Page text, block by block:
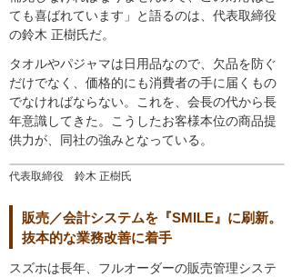
代表取締役 鈴木 正樹氏
ても喜ばれています」と語るのは、代表取締役
の鈴木 正樹氏だ。
タオルやパジャマは日用品なので、欠品を防ぐ
だけでなく、価格的にも消費者の手に届くもの
でなければならない。これを、会長の代から長
年意識してきた。こうしたお客様本位の商品提
供力が、同社の強みとなっている。
販売／会計システムを『SMILE』に刷新。
抜本的な業務改善に着手
スズホは長年、フルオーダーの販売管理システ